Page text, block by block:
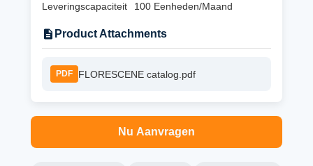
Leveringscapaciteit
100 Eenheden/Maand
Product Attachments
PDF FLORESCENE catalog.pdf
Nu Aanvragen